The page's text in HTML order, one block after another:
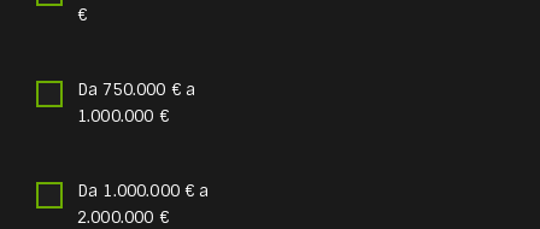
€
Da 750.000 € a
1.000.000 €
Da 1.000.000 € a
2.000.000 €